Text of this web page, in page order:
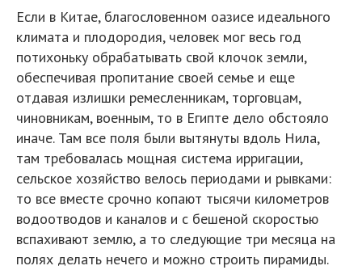
Если в Китае, благословенном оазисе идеального
климата и плодородия, человек мог весь год
потихоньку обрабатывать свой клочок земли,
обеспечивая пропитание своей семье и еще
отдавая излишки ремесленникам, торговцам,
чиновникам, военным, то в Египте дело обстояло
иначе. Там все поля были вытянуты вдоль Нила,
там требовалась мощная система ирригации,
сельское хозяйство велось периодами и рывками:
то все вместе срочно копают тысячи километров
водоотводов и каналов и с бешеной скоростью
вспахивают землю, а то следующие три месяца на
полях делать нечего и можно строить пирамиды.